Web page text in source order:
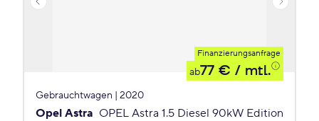
Finanzierungsanfrage
ab77 € / mtl.
Gebrauchtwagen | 2020
Opel Astra OPEL Astra 1.5 Diesel 90kW Edition